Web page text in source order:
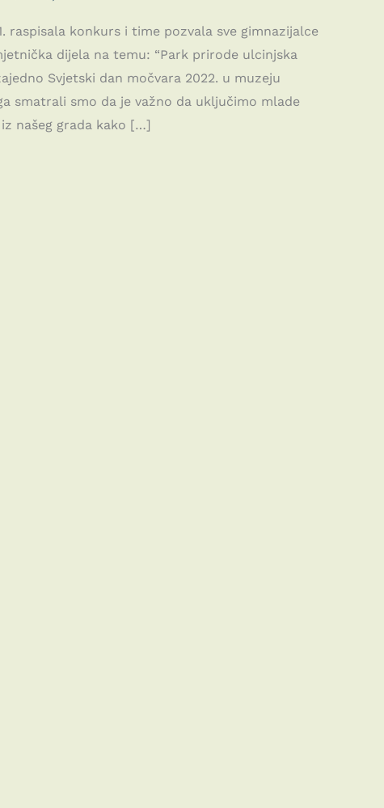
raspisala konkurs i time pozvala sve gimnazijalce
dijela na temu: “Park prirode ulcinjska
Svjetski dan močvara 2022. u muzeju
smatrali smo da je važno da uključimo mlade
našeg grada kako […]